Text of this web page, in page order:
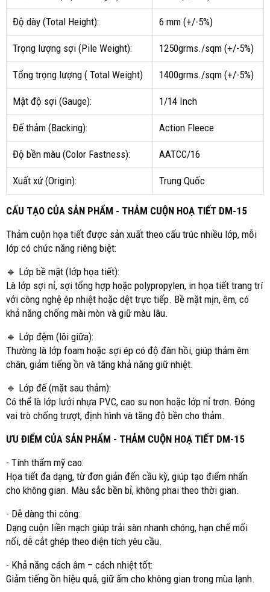
Độ dày (Total Height): 6 mm (+/-5%)
Trọng lượng sợi (Pile Weight): 1250grms./sqm (+/-5%)
Tổng trọng lượng ( Total Weight) 1400grms./sqm (+/-5%)
Mật độ sợi (Gauge): 1/14 Inch
Đế thảm (Backing): Action Fleece
Độ bền màu (Color Fastness): AATCC/16
Xuất xứ (Origin): Trung Quốc
CẤU TẠO CỦA SẢN PHẨM - THẢM CUỘN HOẠ TIẾT DM-15
Thảm cuộn họa tiết được sản xuất theo cấu trúc nhiều lớp, mỗi
lớp có chức năng riêng biệt:
🔹 Lớp bề mặt (lớp họa tiết):
Là lớp sợi nỉ, sợi tổng hợp hoặc polypropylen, in họa tiết trang trí
với công nghệ ép nhiệt hoặc dệt trực tiếp. Bề mặt mịn, êm, có
khả năng chống mài mòn và giữ màu lâu.
🔹 Lớp đệm (lõi giữa):
Thường là lớp foam hoặc sợi ép có độ đàn hồi, giúp thảm êm
chân, giảm tiếng ồn và tăng khả năng giữ nhiệt.
🔹 Lớp đế (mặt sau thảm):
Có thể là lớp lưới nhựa PVC, cao su non hoặc lớp nỉ trơn. Đóng
vai trò chống trượt, định hình và tăng độ bền cho thảm.
ƯU ĐIỂM CỦA SẢN PHẨM - THẢM CUỘN HOẠ TIẾT DM-15
- Tính thẩm mỹ cao:
Họa tiết đa dạng, từ đơn giản đến cầu kỳ, giúp tạo điểm nhấn
cho không gian. Màu sắc bền bỉ, không phai theo thời gian.
- Dễ dàng thi công:
Dạng cuộn liền mạch giúp trải sàn nhanh chóng, hạn chế mối
nối, dễ cắt ghép theo diện tích yêu cầu.
- Khả năng cách âm – cách nhiệt tốt:
Giảm tiếng ồn hiệu quả, giữ ấm cho không gian trong mùa lạnh.